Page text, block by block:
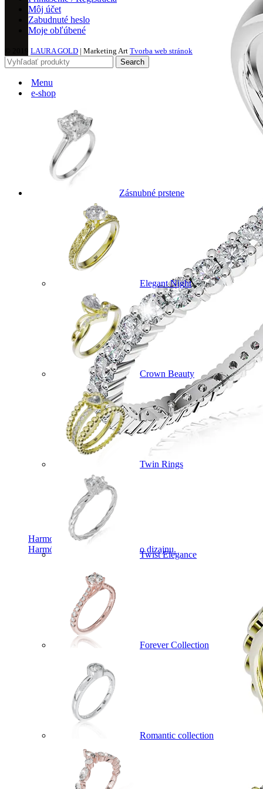
Harmony
Harmónia klasiky a moderného dizajnu.
Môj účet
Zabudnuté heslo
Moje obľúbené
LAURA GOLD | Marketing Art Tvorba web stránok
Search
Menu
e-shop
Zásnubné prstene
Elegant Night
Crown Beauty
Twin Rings
Twist Elegance
Forever Collection
Romantic collection